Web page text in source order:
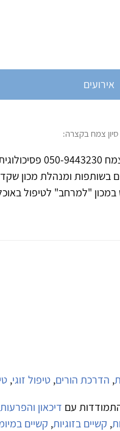
אירועים
סיון צמח בקצרה:
סיון צמח
"למרחב" לטיפול
, הדרכת הורים, טיפול זוגי,
עם דיכאון
, קשיים בזוגיות, קשיים